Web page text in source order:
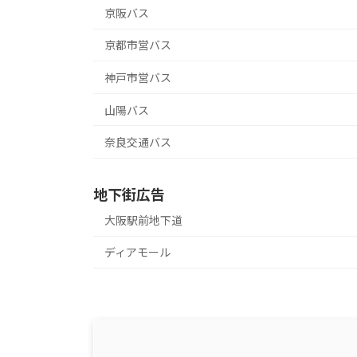
京阪バス
京都市営バス
神戸市営バス
山陽バス
奈良交通バス
地下街広告
大阪駅前地下道
ディアモール